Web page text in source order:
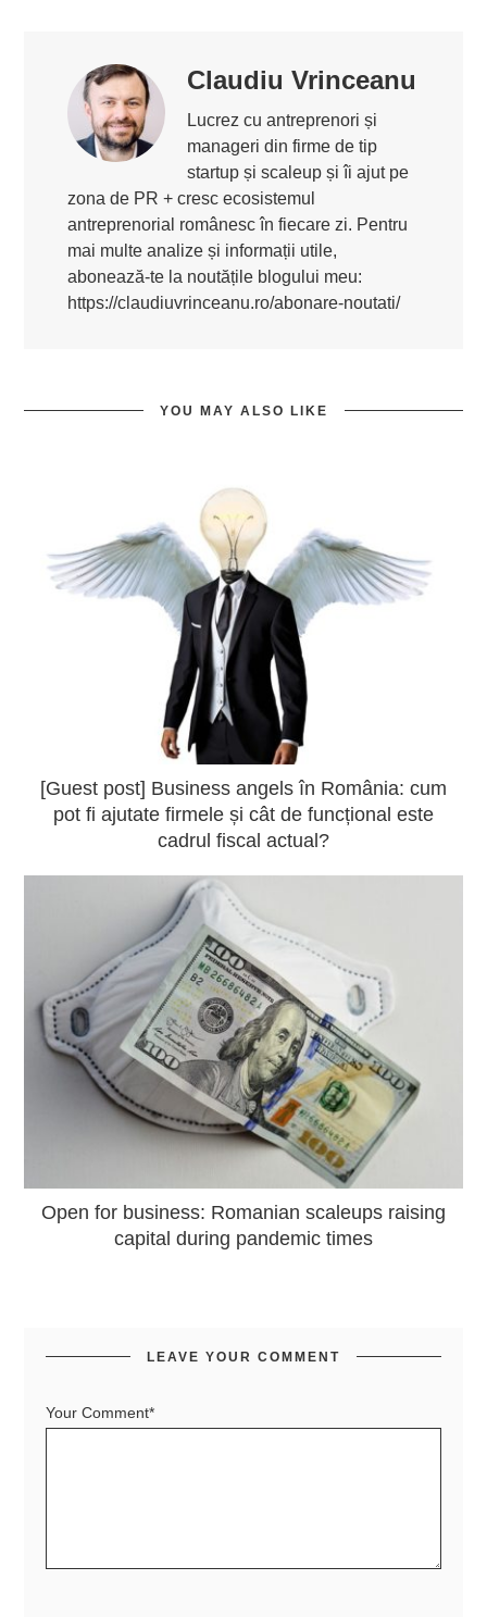
Claudiu Vrinceanu
Lucrez cu antreprenori și
manageri din firme de tip
startup și scaleup și îi ajut pe
zona de PR + cresc ecosistemul
antreprenorial românesc în fiecare zi. Pentru
mai multe analize și informații utile,
abonează-te la noutățile blogului meu:
https://claudiuvrinceanu.ro/abonare-noutati/
YOU MAY ALSO LIKE
[Guest post] Business angels în România: cum
pot fi ajutate firmele și cât de funcțional este
cadrul fiscal actual?
Open for business: Romanian scaleups raising
capital during pandemic times
LEAVE YOUR COMMENT
Your Comment*